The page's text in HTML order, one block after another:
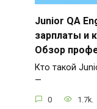
Junior QA
зарплаты и
Обзор
Кто такой
—
0 1.7k.